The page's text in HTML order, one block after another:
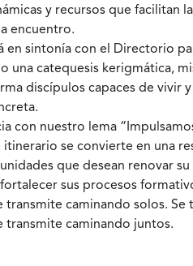
y recursos que facilitan
encuentro.
en sintonía con el Directorio
una catequesis kerigmática,
discípulos capaces de vivir
con nuestro lema
itinerario se convierte en una
que desean renovar su
sus procesos
transmite caminando solos. Se
transmite caminando juntos.